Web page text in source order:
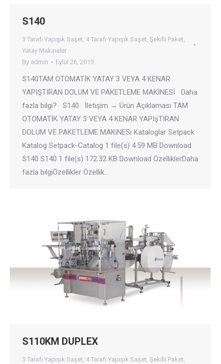
S140
3 Tarafı Yapışık Saşet, 4 Tarafı Yapışık Saşet, Şekilli Paket,
Yatay Makineler
By admin Eylül 26, 2019
S140TAM OTOMATİK YATAY 3 VEYA 4 KENAR
YAPIŞTIRAN DOLUM VE PAKETLEME MAKİNESİ Daha
fazla bilgi? S140 İletişim → Ürün Açıklaması TAM
OTOMATİK YATAY 3 VEYA 4 KENAR YAPIşTIRAN
DOLUM VE PAKETLEME MAKiNESi Kataloglar Setpack
Katalog Setpack-Catalog 1 file(s) 4.59 MB Download
S140 S140 1 file(s) 172.32 KB Download ÖzelliklerDaha
fazla bilgiÖzellikler Özellik…
S110KM DUPLEX
3 Tarafı Yapışık Saşet, 4 Tarafı Yapışık Saşet, Şekilli Paket,